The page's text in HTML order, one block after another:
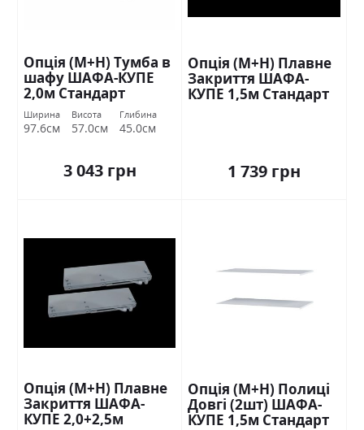
Опція (М+Н) Тумба в
шафу ШАФА-КУПЕ
2,0м Стандарт
Ширина
97.6см
Висота
57.0см
Глибина
45.0см
3 043 грн
Опція (М+Н) Плавне
Закриття ШАФА-
КУПЕ 1,5м Стандарт
1 739 грн
Опція (М+Н) Плавне
Закриття ШАФА-
КУПЕ 2,0+2,5м
Опція (М+Н) Полиці
Довгі (2шт) ШАФА-
КУПЕ 1,5м Стандарт